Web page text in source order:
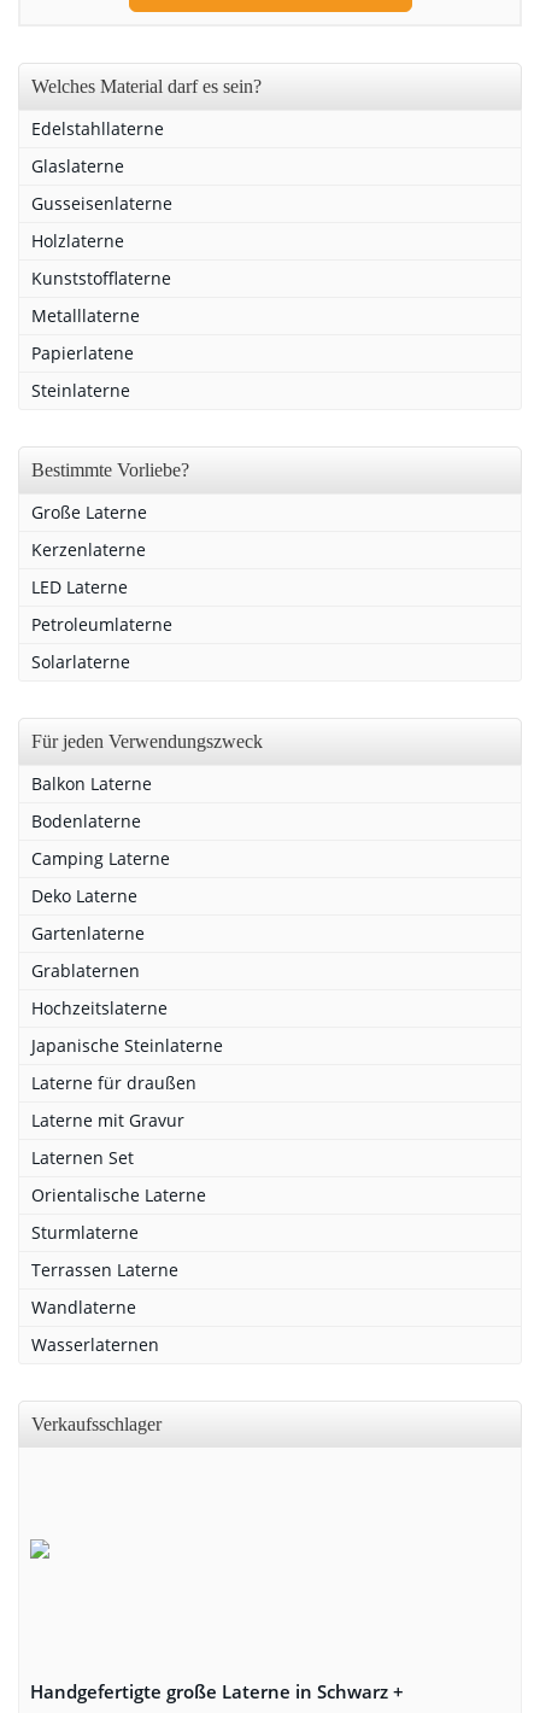
Welches Material darf es sein?
Edelstahllaterne
Glaslaterne
Gusseisenlaterne
Holzlaterne
Kunststofflaterne
Metalllaterne
Papierlatene
Steinlaterne
Bestimmte Vorliebe?
Große Laterne
Kerzenlaterne
LED Laterne
Petroleumlaterne
Solarlaterne
Für jeden Verwendungszweck
Balkon Laterne
Bodenlaterne
Camping Laterne
Deko Laterne
Gartenlaterne
Grablaternen
Hochzeitslaterne
Japanische Steinlaterne
Laterne für draußen
Laterne mit Gravur
Laternen Set
Orientalische Laterne
Sturmlaterne
Terrassen Laterne
Wandlaterne
Wasserlaternen
Verkaufsschlager
Handgefertigte große Laterne in Schwarz +